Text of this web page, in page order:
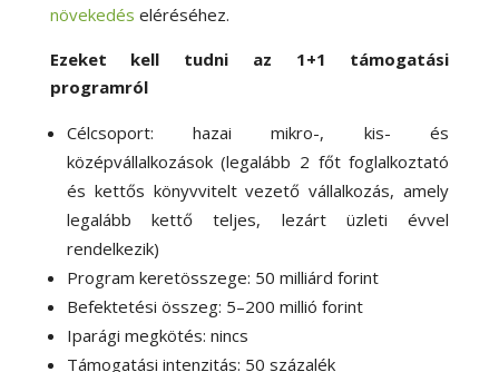
növekedés eléréséhez.
Ezeket kell tudni az 1+1 támogatási
programról
Célcsoport: hazai mikro-, kis- és
középvállalkozások (legalább 2 főt foglalkoztató
és kettős könyvvitelt vezető vállalkozás, amely
legalább kettő teljes, lezárt üzleti évvel
rendelkezik)
Program keretösszege: 50 milliárd forint
Befektetési összeg: 5–200 millió forint
Iparági megkötés: nincs
Támogatási intenzitás: 50 százalék